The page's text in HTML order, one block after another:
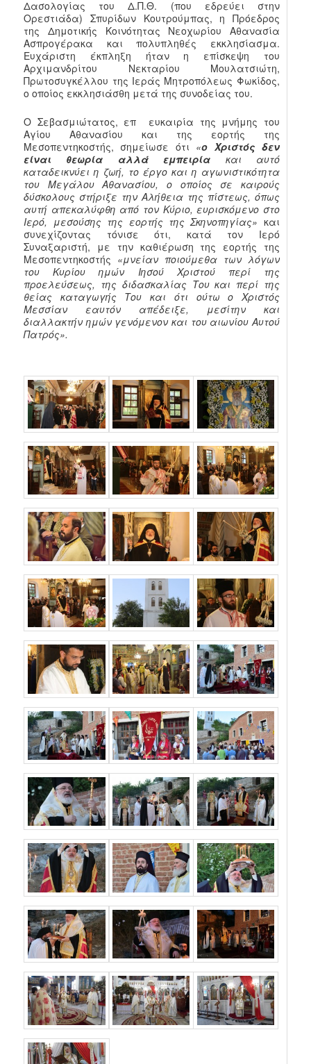
Δασολογίας του Δ.Π.Θ. (που εδρεύει στην
Ορεστιάδα) Σπυρίδων Κουτρούμπας, η Πρόεδρος
της Δημοτικής Κοινότητας Νεοχωρίου Αθανασία
Ασπρογέρακα και πολυπληθές εκκλησίασμα.
Ευχάριστη έκπληξη ήταν η επίσκεψη του
Αρχιμανδρίτου Νεκταρίου Μουλατσιώτη,
Πρωτοσυγκέλλου της Ιεράς Μητροπόλεως Φωκίδος,
ο οποίος εκκλησιάσθη μετά της συνοδείας του.
Ο Σεβασμιώτατος, επ ευκαιρία της μνήμης του
Αγίου Αθανασίου και της εορτής της
Μεσοπεντηκοστής, σημείωσε ότι «ο Χριστός δεν
είναι θεωρία αλλά εμπειρία και αυτό
καταδεικνύει η ζωή, το έργο και η αγωνιστικότητα
του Μεγάλου Αθανασίου, ο οποίος σε καιρούς
δύσκολους στήριξε την Αλήθεια της πίστεως, όπως
αυτή απεκαλύφθη από τον Κύριο, ευρισκόμενο στο
Ιερό, μεσούσης της εορτής της Σκηνοπηγίας» και
συνεχίζοντας τόνισε ότι, κατά τον Ιερό
Συναξαριστή, με την καθιέρωση της εορτής της
Μεσοπεντηκοστής «μνείαν ποιούμεθα των λόγων
του Κυρίου ημών Ιησού Χριστού περί της
προελεύσεως, της διδασκαλίας Του και περί της
θείας καταγωγής Του και ότι ούτω ο Χριστός
Μεσσίαν εαυτόν απέδειξε, μεσίτην και
διαλλακτήν ημών γενόμενον και του αιωνίου Αυτού
Πατρός».